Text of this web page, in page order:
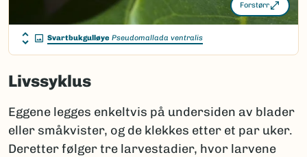
Forstørr
Svartbukgulløye Pseudomallada ventralis
Livssyklus
Eggene legges enkeltvis på undersiden av blader
eller småkvister, og de klekkes etter et par uker.
Deretter følger tre larvestadier, hvor larvene